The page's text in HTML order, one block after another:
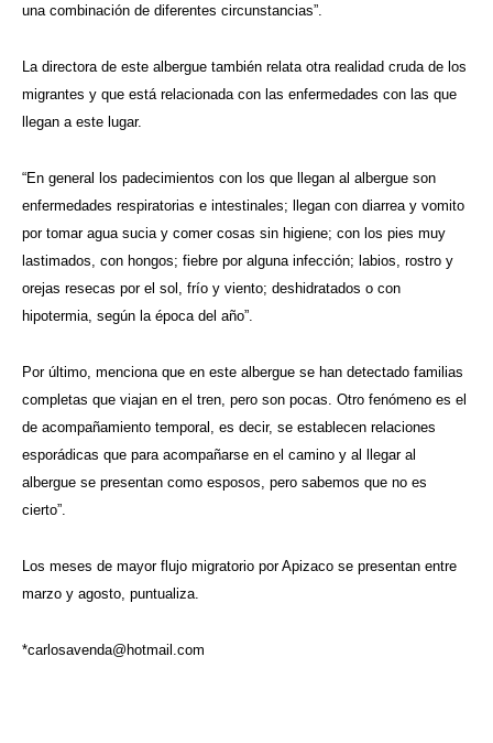
una combinación de diferentes circunstancias”.
La directora de este albergue también relata otra realidad cruda de los
migrantes y que está relacionada con las enfermedades con las que
llegan a este lugar.
“En general los padecimientos con los que llegan al albergue son
enfermedades respiratorias e intestinales; llegan con diarrea y vomito
por tomar agua sucia y comer cosas sin higiene; con los pies muy
lastimados, con hongos; fiebre por alguna infección; labios, rostro y
orejas resecas por el sol, frío y viento; deshidratados o con
hipotermia, según la época del año”.
Por último, menciona que en este albergue se han detectado familias
completas que viajan en el tren, pero son pocas. Otro fenómeno es el
de acompañamiento temporal, es decir, se establecen relaciones
esporádicas que para acompañarse en el camino y al llegar al
albergue se presentan como esposos, pero sabemos que no es
cierto”.
Los meses de mayor flujo migratorio por Apizaco se presentan entre
marzo y agosto, puntualiza.
*carlosavenda@hotmail.com